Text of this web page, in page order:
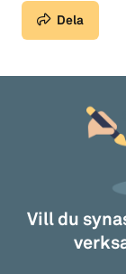
Dela
Vill du